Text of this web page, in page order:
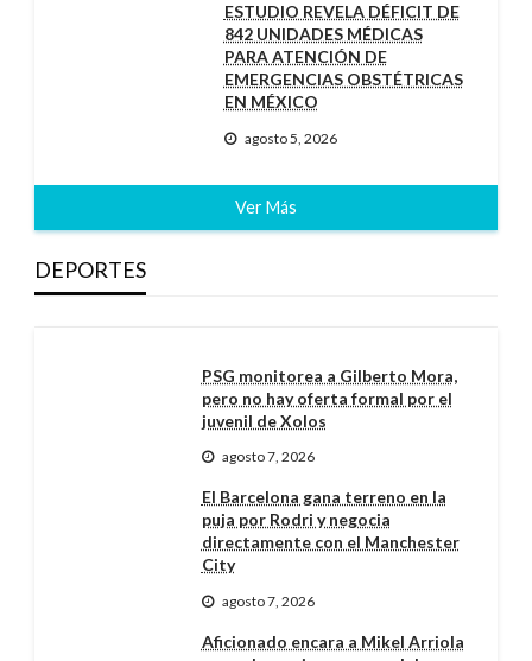
ESTUDIO REVELA DÉFICIT DE
842 UNIDADES MÉDICAS
PARA ATENCIÓN DE
EMERGENCIAS OBSTÉTRICAS
EN MÉXICO
agosto 5, 2026
Ver Más
DEPORTES
PSG monitorea a Gilberto Mora,
pero no hay oferta formal por el
juvenil de Xolos
agosto 7, 2026
El Barcelona gana terreno en la
puja por Rodri y negocia
directamente con el Manchester
City
agosto 7, 2026
Aficionado encara a Mikel Arriola